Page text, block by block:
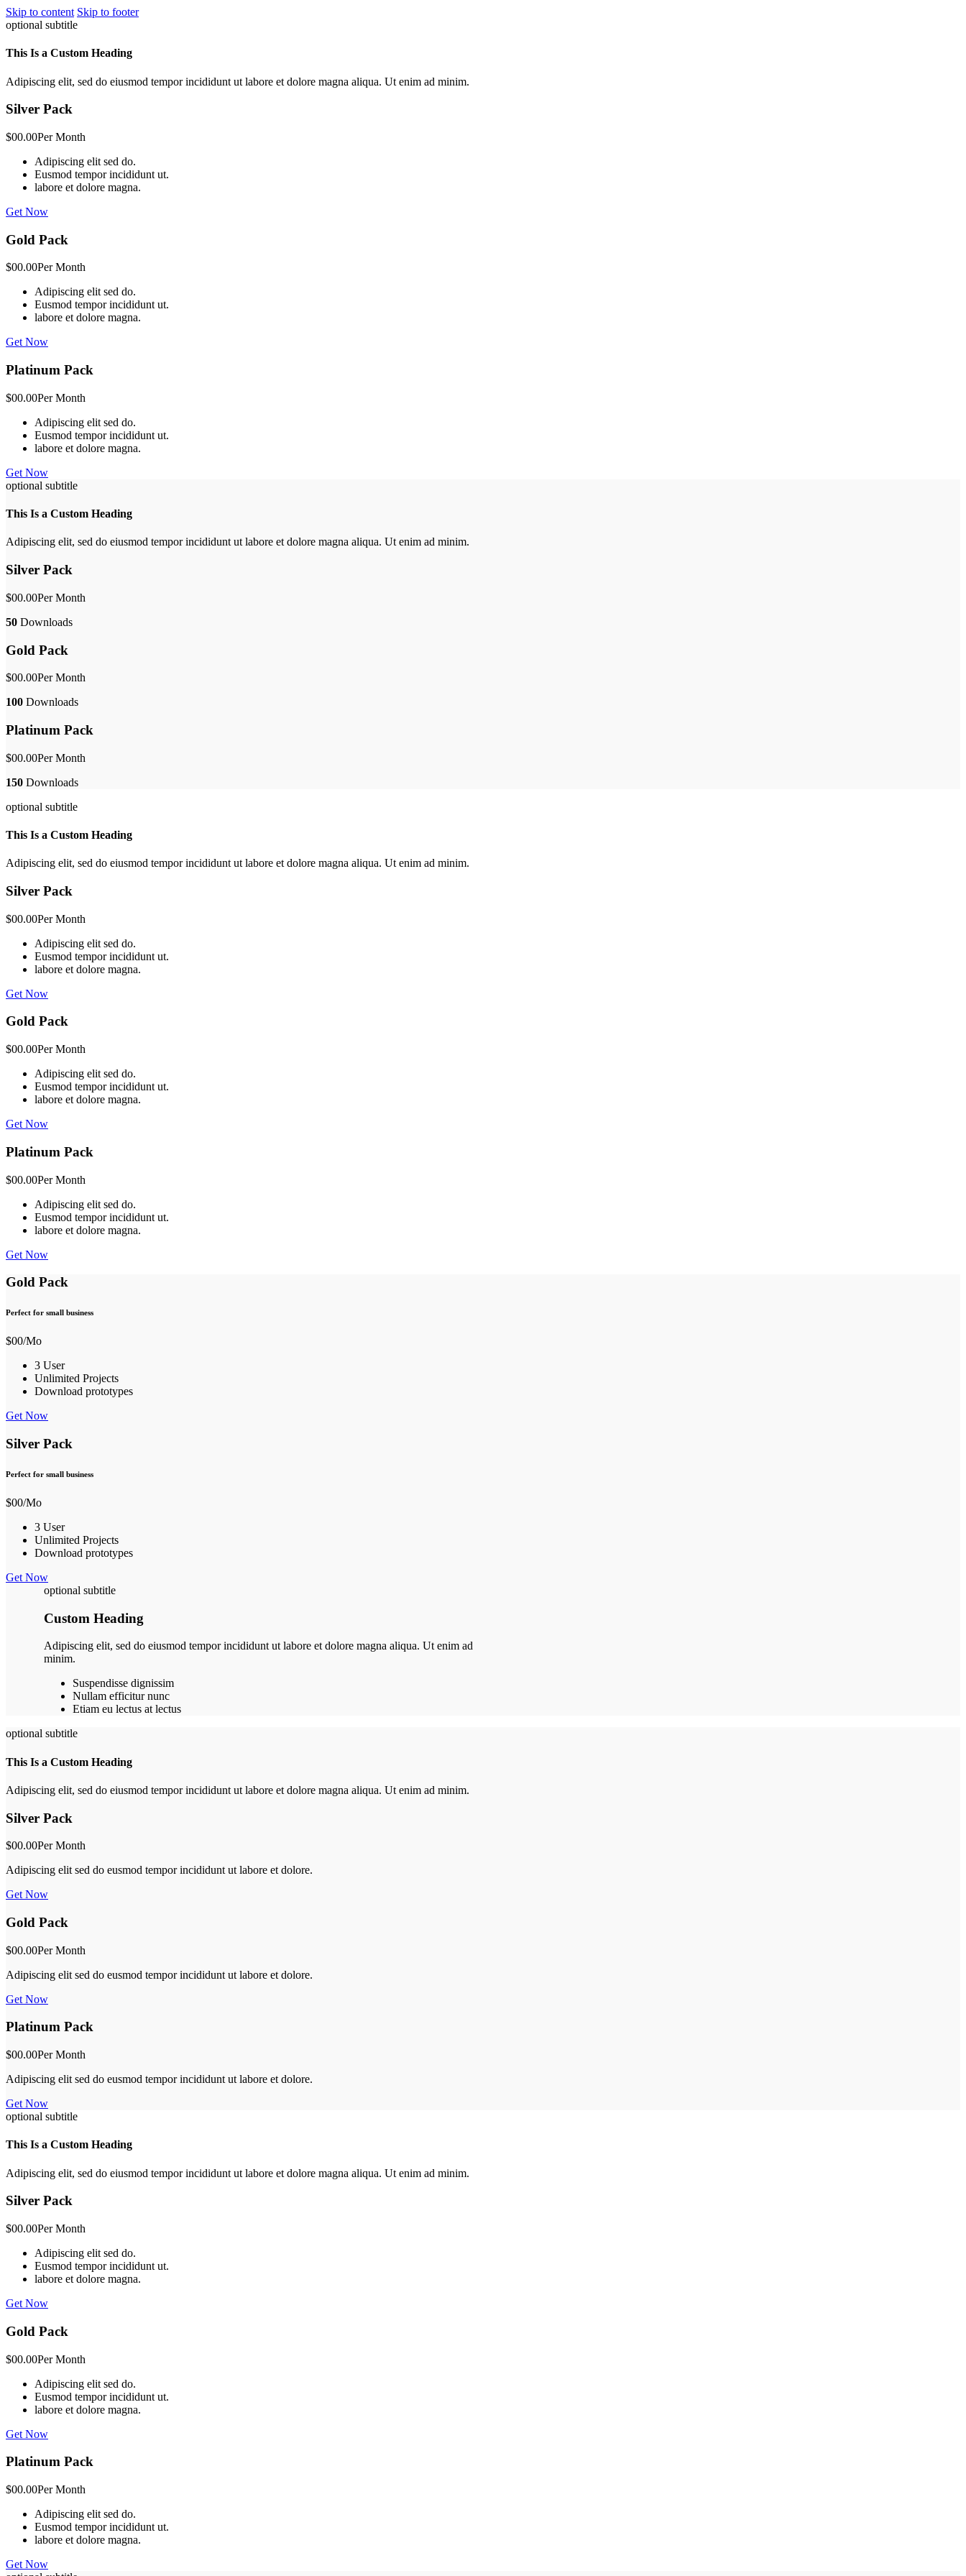
Skip to content Skip to footer
optional subtitle
This Is a Custom Heading
Adipiscing elit, sed do eiusmod tempor incididunt ut labore et dolore magna aliqua. Ut enim ad minim.
Silver Pack
$00.00Per Month
Adipiscing elit sed do.
Eusmod tempor incididunt ut.
labore et dolore magna.
Get Now
Gold Pack
$00.00Per Month
Adipiscing elit sed do.
Eusmod tempor incididunt ut.
labore et dolore magna.
Get Now
Platinum Pack
$00.00Per Month
Adipiscing elit sed do.
Eusmod tempor incididunt ut.
labore et dolore magna.
Get Now
optional subtitle
This Is a Custom Heading
Adipiscing elit, sed do eiusmod tempor incididunt ut labore et dolore magna aliqua. Ut enim ad minim.
Silver Pack
$00.00Per Month
50 Downloads
Gold Pack
$00.00Per Month
100 Downloads
Platinum Pack
$00.00Per Month
150 Downloads
optional subtitle
This Is a Custom Heading
Adipiscing elit, sed do eiusmod tempor incididunt ut labore et dolore magna aliqua. Ut enim ad minim.
Silver Pack
$00.00Per Month
Adipiscing elit sed do.
Eusmod tempor incididunt ut.
labore et dolore magna.
Get Now
Gold Pack
$00.00Per Month
Adipiscing elit sed do.
Eusmod tempor incididunt ut.
labore et dolore magna.
Get Now
Platinum Pack
$00.00Per Month
Adipiscing elit sed do.
Eusmod tempor incididunt ut.
labore et dolore magna.
Get Now
Gold Pack
Perfect for small business
$00/Mo
3 User
Unlimited Projects
Download prototypes
Get Now
Silver Pack
Perfect for small business
$00/Mo
3 User
Unlimited Projects
Download prototypes
Get Now
optional subtitle
Custom Heading
Adipiscing elit, sed do eiusmod tempor incididunt ut labore et dolore magna aliqua. Ut enim ad
minim.
Suspendisse dignissim
Nullam efficitur nunc
Etiam eu lectus at lectus
optional subtitle
This Is a Custom Heading
Adipiscing elit, sed do eiusmod tempor incididunt ut labore et dolore magna aliqua. Ut enim ad minim.
Silver Pack
$00.00Per Month
Adipiscing elit sed do eusmod tempor incididunt ut labore et dolore.
Get Now
Gold Pack
$00.00Per Month
Adipiscing elit sed do eusmod tempor incididunt ut labore et dolore.
Get Now
Platinum Pack
$00.00Per Month
Adipiscing elit sed do eusmod tempor incididunt ut labore et dolore.
Get Now
optional subtitle
This Is a Custom Heading
Adipiscing elit, sed do eiusmod tempor incididunt ut labore et dolore magna aliqua. Ut enim ad minim.
Silver Pack
$00.00Per Month
Adipiscing elit sed do.
Eusmod tempor incididunt ut.
labore et dolore magna.
Get Now
Gold Pack
$00.00Per Month
Adipiscing elit sed do.
Eusmod tempor incididunt ut.
labore et dolore magna.
Get Now
Platinum Pack
$00.00Per Month
Adipiscing elit sed do.
Eusmod tempor incididunt ut.
labore et dolore magna.
Get Now